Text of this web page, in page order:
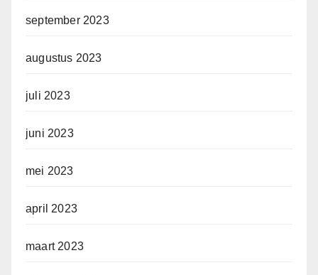
september 2023
augustus 2023
juli 2023
juni 2023
mei 2023
april 2023
maart 2023